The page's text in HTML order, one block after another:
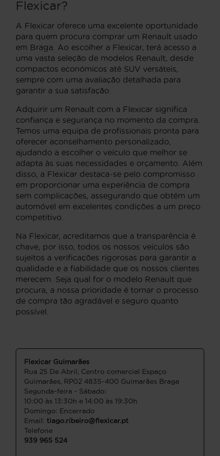
Flexicar?
A Flexicar oferece uma excelente oportunidade
para quem procura comprar um Renault usado
em Braga. Ao escolher a Flexicar, terá acesso a
uma vasta seleção de modelos Renault, desde
compactos económicos até SUV versáteis,
sempre com uma avaliação detalhada para
garantir a sua satisfação.
Adquirir um Renault com a Flexicar significa
confiança e segurança no momento da compra.
Temos uma equipa de profissionais pronta para
oferecer aconselhamento personalizado,
ajudando a escolher o veículo que melhor se
adapta às suas necessidades e orçamento. Além
disso, a Flexicar destaca-se pelo compromisso
em proporcionar uma experiência de compra
sem complicações, assegurando que obtém um
automóvel em excelentes condições a um preço
competitivo.
Na Flexicar, acreditamos que a transparência é
chave, por isso, todos os nossos veículos são
sujeitos a verificações rigorosas para garantir a
qualidade e a fiabilidade que os nossos clientes
merecem. Seja qual for o modelo Renault que
procura, a nossa prioridade é tornar o processo
de compra tão agradável e seguro quanto
possível.
Flexicar Guimarães
Rua 25 De Abril, Centro comercial Espaço
Guimarães, RP02 4835-400 Guimarães Braga
Segunda-feira - Sábado:
10:00 às 13:30h e 14:00 às 19:30h
Domingo: Encerrado
Email: tiago.ribeiro@flexicar.pt
Telefone
939 965 524